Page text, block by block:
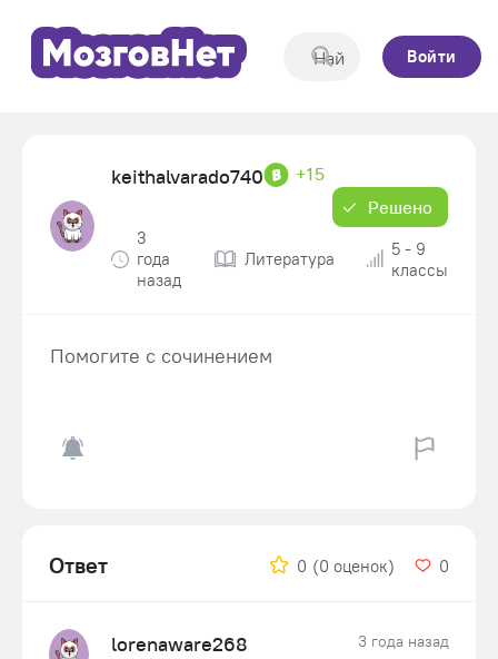
Войти
keithalvarado740
+15
Решено
3
года
назад
Литература
5 - 9
классы
Помогите с сочинением
Ответ 0 (0 оценок) 0
lorenaware268 3 года назад